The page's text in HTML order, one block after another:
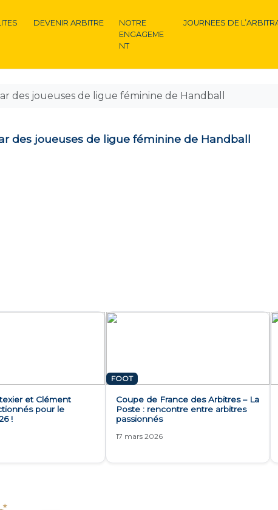
DEVENIR ARBITRE
NOTRE
ENGAGEME
NT
JOURNEES DE
des joueuses de ligue féminine de Handball
des joueuses de ligue féminine de Handball
et Clément
pour le
!
FOOT
Coupe de France des Arbitres – La
Poste : rencontre entre arbitres
passionnés
17 mars 2026